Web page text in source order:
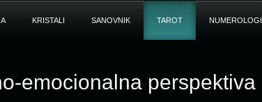
KRISTALI SANOVNIK TAROT
emocionalna perspektiva